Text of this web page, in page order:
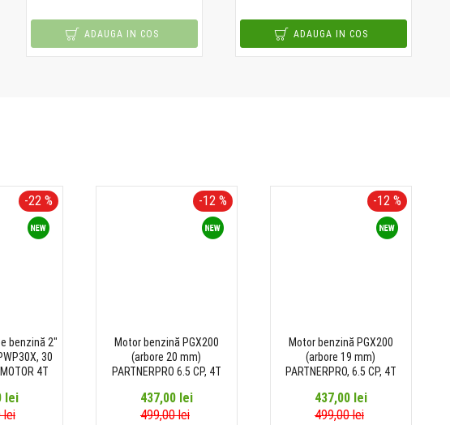
ADAUGA IN COS ADAUGA IN COS
-22 %
benzină 2"
30
4T
lei
lei
-12 %
Motor benzină PGX200
(arbore 20 mm)
PARTNERPRO 6.5 CP, 4T
437,00 lei
499,00 lei
-12 %
Motor benzină PGX200
(arbore 19 mm)
PARTNERPRO, 6.5 CP, 4T
437,00 lei
499,00 lei